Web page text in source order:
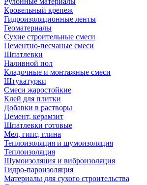
Кровельный крепеж
Гидроизоляционные ленты
Геоматериалы
Сухие строительные смеси
Цементно-песчаные смеси
Шпатлевки
Наливной пол
Кладочные и монтажные смеси
Штукатурки
Смеси жаростойкие
Клей для плитки
Добавки в растворы
Цемент, керамзит
Шпатлевки готовые
Мел, гипс, глина
Теплоизоляция и шумоизоляция
Теплоизоляция
Шумоизоляция и виброизоляция
Гидро-пароизоляция
Материалы для сухого строительства